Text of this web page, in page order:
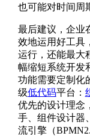
也可能对时间周
最后建议，企业
效地运用好工具
运行，还能最大
幅缩短系统开发
功能需要定制化
级低代码平台 ：
优先的设计理念
手、组件设计器
流引擎（